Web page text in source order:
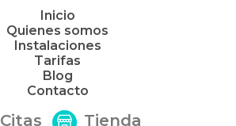
Inicio
Quienes somos
Instalaciones
Tarifas
Blog
Contacto
Citas Tienda